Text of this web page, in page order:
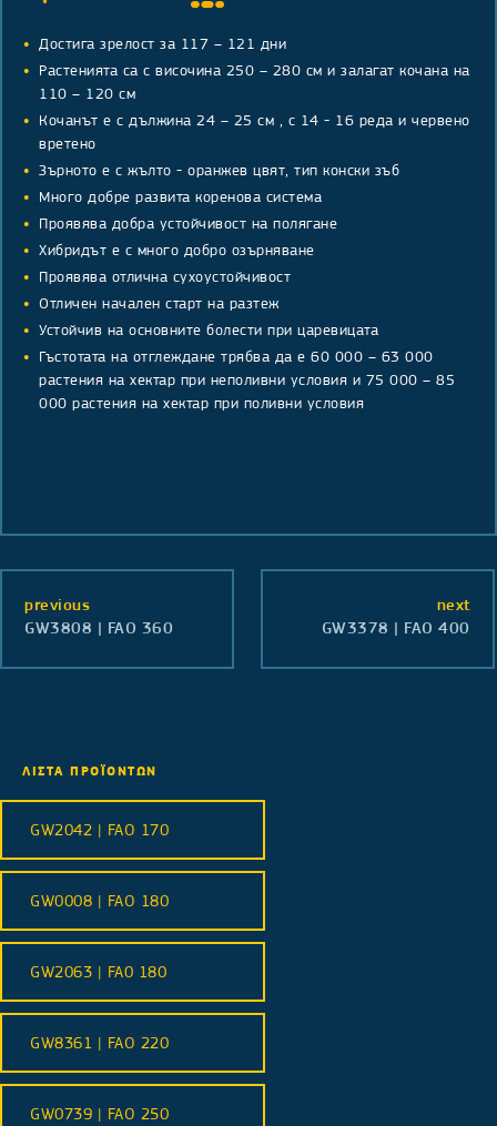
Достига зрелост за 117 – 121 дни
Растенията са с височина 250 – 280 см и залагат кочана на
110 – 120 см
Кочанът е с дължина 24 – 25 см , с 14 - 16 реда и червено
вретено
Зърното е с жълто - оранжев цвят, тип конски зъб
Много добре развита коренова система
Проявява добра устойчивост на полягане
Хибридът е с много добро озърняване
Проявява отлична сухоустойчивост
Отличен начален старт на разтеж
Устойчив на основните болести при царевицата
Гъстотата на отглеждане трябва да е 60 000 – 63 000
растения на хектар при неполивни условия и 75 000 – 85
000 растения на хектар при поливни условия
previous
GW3808 | FAO 360
next
GW3378 | FAO 400
ΛΙΣΤΑ ΠΡΟΪΟΝΤΩΝ
GW2042 | FAO 170
GW0008 | FAO 180
GW2063 | FA0 180
GW8361 | FAO 220
GW0739 | FAO 250